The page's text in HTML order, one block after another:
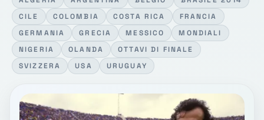
CILE
COLOMBIA COSTA RICA
FRANCIA
GERMANIA
GRECIA MESSICO
MONDIALI
NIGERIA
OLANDA
OTTAVI DI FINALE
SVIZZERA
USA URUGUAY